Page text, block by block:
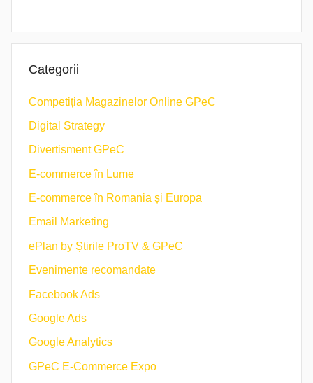
Categorii
Competiția Magazinelor Online GPeC
Digital Strategy
Divertisment GPeC
E-commerce în Lume
E-commerce în Romania și Europa
Email Marketing
ePlan by Știrile ProTV & GPeC
Evenimente recomandate
Facebook Ads
Google Ads
Google Analytics
GPeC E-Commerce Expo